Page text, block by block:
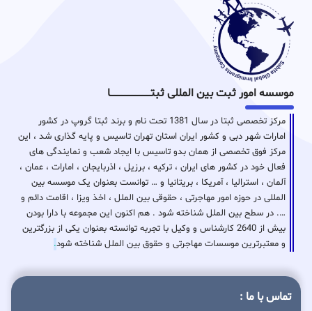
موسسه امور ثبت بین المللی ثبتـــــــــــــــــــــــــــــا
مرکز تخصصی ثبتا در سال 1381 تحت نام و برند ثبتا گروپ در کشور
امارات شهر دبی و کشور ایران استان تهران تاسیس و پایه گذاری شد ، این
مرکز فوق تخصصی از همان بدو تاسیس با ایجاد شعب و نمایندگی های
فعال خود در کشور های ایران ، ترکیه ، برزیل ، اذربایجان ، امارات ، عمان ،
آلمان ، استرالیا ، آمریکا ، بریتانیا و … توانست بعنوان یک موسسه بین
المللی در حوزه امور مهاجرتی ، حقوقی بین الملل ، اخذ ویزا ، اقامت دائم و
…. در سطح بین الملل شناخته شود . هم اکنون این مجموعه با دارا بودن
بیش از 2640 کارشناس و وکیل با تجربه توانسته بعنوان یکی از بزرگترین
و معتبرترین موسسات مهاجرتی و حقوق بین الملل شناخته شود.
تماس با ما :